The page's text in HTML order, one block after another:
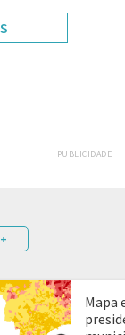
PUBLICIDADE
Mapa